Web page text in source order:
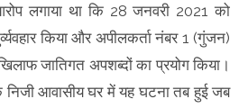
लगाया था कि 28 जनवरी 2021 को
किया और अपीलकर्ता नंबर 1 (गुंजन)
जातिगत अपशब्दों का प्रयोग किया।
आवासीय घर में यह घटना तब हुई जब